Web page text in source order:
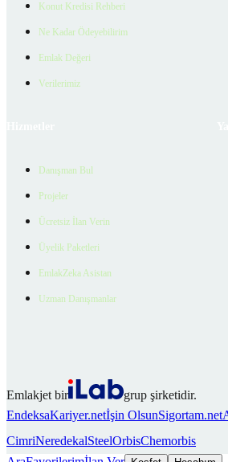
Konut Kredisi Rehberi
Ne Kadar Ödeyebilirim
Emlak Değeri
Verilerimiz
Danışman Bul
Projeler
Ücretsiz İlan Verin
Üyelik Paketleri
EmlakZeka Asistan
Uzman Danışmanlar
Emlakjet bir
grup şirketidir.
EndeksaKariyer.netİşin OlsunSigortam.net
CimriNeredekalSteelOrbisChemorbis